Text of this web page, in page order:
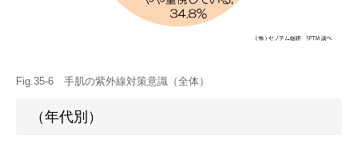
Fig.35-6 手肌の紫外線対策意識（全体）
（年代別）